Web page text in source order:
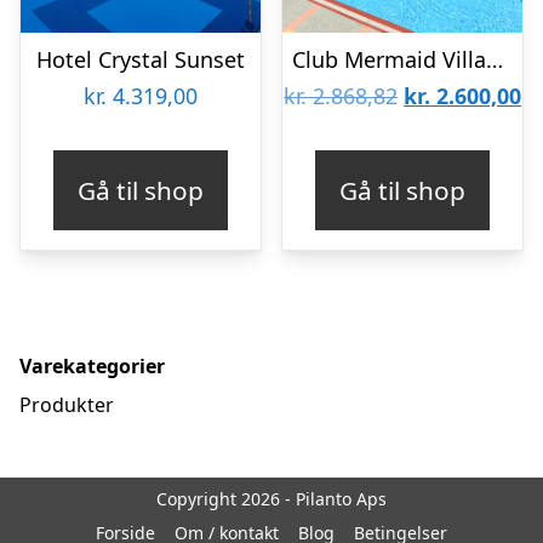
Hotel Crystal Sunset
kr. 4.319,00
Gå til shop
Club Mermaid Village Hotel
kr.2.868,82 Den
kr. 2.868,82.
kr. 2.600,00
Gå til shop
Varekategorier
Produkter
Copyright 2026 - Pilanto Aps
Forside
Om / kontakt Blog Betingelser